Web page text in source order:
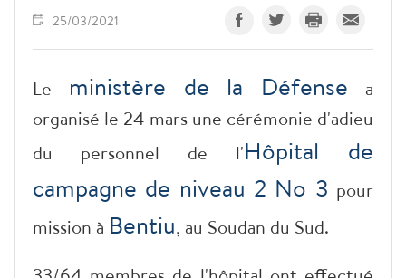
25/03/2021
Le ministère de la Défense a
organisé le 24 mars une cérémonie d'adieu
du personnel de l'Hôpital de
campagne de niveau 2 No 3 pour
mission à Bentiu, au Soudan du Sud.